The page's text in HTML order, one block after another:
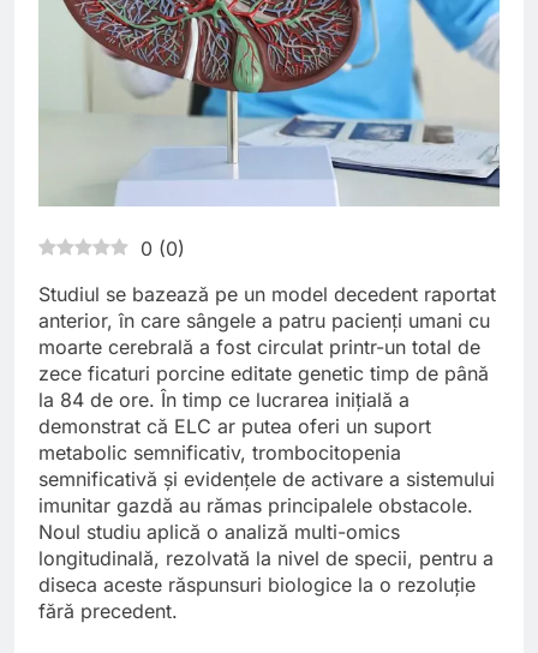
0 (0)
Studiul se bazează pe un model decedent raportat
anterior, în care sângele a patru pacienți umani cu
moarte cerebrală a fost circulat printr-un total de
zece ficaturi porcine editate genetic timp de până
la 84 de ore. În timp ce lucrarea inițială a
demonstrat că ELC ar putea oferi un suport
metabolic semnificativ, trombocitopenia
semnificativă și evidențele de activare a sistemului
imunitar gazdă au rămas principalele obstacole.
Noul studiu aplică o analiză multi-omics
longitudinală, rezolvată la nivel de specii, pentru a
diseca aceste răspunsuri biologice la o rezoluție
fără precedent.